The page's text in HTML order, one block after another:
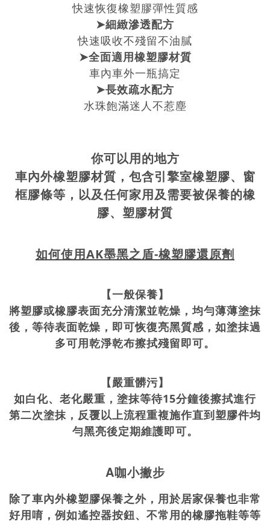
快速恢復橡塑膠彈性質感
➤細緻滲透配方
快速吸收不殘留不油膩
➤全面適用橡塑膠材質
車內車外一瓶搞定
➤長效疏水配方
水珠飽滿迷人不惹塵
你可以用的地方
車內外橡塑膠材質，包含引擎室橡塑膠、窗
框膠條等，以及任何家用及需要被保養的橡
膠、塑膠材質
如何使用AK墨黑之盾-橡塑膠還原劑
【一般保養】
將塑膠或橡膠表面充分清潔並乾燥，均勻薄薄塗抹
後，等待表面乾燥，即可恢復亮黑質感，如塗抹過
多可用乾淨乾布擦拭殘留即可。
【嚴重髒污】
如白化、老化嚴重，塗抹等待15分鐘後擦拭進行
第二次塗抹，反覆以上流程重複施作直到塑膠件均
勻黑亮後定期維護即可。
A咖小撇步
除了車內外橡塑膠保養之外，用於居家保養也非常
好用唷，例如遙控器按鈕、不常用的橡膠拖鞋等等